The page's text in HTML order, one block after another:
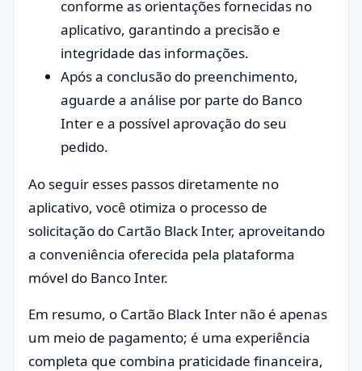
conforme as orientações fornecidas no
aplicativo, garantindo a precisão e
integridade das informações.
Após a conclusão do preenchimento,
aguarde a análise por parte do Banco
Inter e a possível aprovação do seu
pedido.
Ao seguir esses passos diretamente no
aplicativo, você otimiza o processo de
solicitação do Cartão Black Inter, aproveitando
a conveniência oferecida pela plataforma
móvel do Banco Inter.
Em resumo, o Cartão Black Inter não é apenas
um meio de pagamento; é uma experiência
completa que combina praticidade financeira,